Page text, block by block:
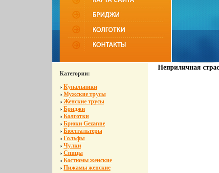
Категории:
Купальники
Мужские трусы
Женские трусы
Бриджи
Колготки
Брюки Gezanne
Бюстгальтеры
Гольфы
Чулки
Спицы
Костюмы женские
Пижамы женские
Неприличная